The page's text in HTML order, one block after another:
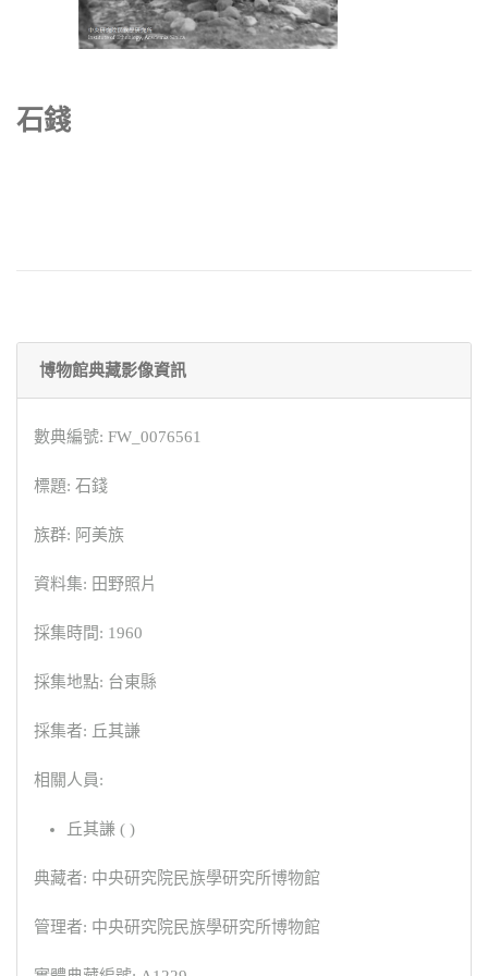
石錢
博物館典藏影像資訊
數典編號: FW_0076561
標題: 石錢
族群: 阿美族
資料集: 田野照片
採集時間: 1960
採集地點: 台東縣
採集者: 丘其謙
相關人員:
丘其謙 ( )
典藏者: 中央研究院民族學研究所博物館
管理者: 中央研究院民族學研究所博物館